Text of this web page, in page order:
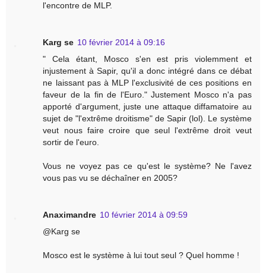
l'encontre de MLP.
Karg se 10 février 2014 à 09:16
" Cela étant, Mosco s'en est pris violemment et
injustement à Sapir, qu'il a donc intégré dans ce débat
ne laissant pas à MLP l'exclusivité de ces positions en
faveur de la fin de l'Euro." Justement Mosco n'a pas
apporté d'argument, juste une attaque diffamatoire au
sujet de "l'extrême droitisme" de Sapir (lol). Le système
veut nous faire croire que seul l'extrême droit veut
sortir de l'euro.
Vous ne voyez pas ce qu'est le système? Ne l'avez
vous pas vu se déchaîner en 2005?
Anaximandre 10 février 2014 à 09:59
@Karg se
Mosco est le système à lui tout seul ? Quel homme !